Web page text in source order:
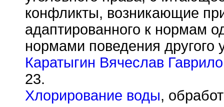
конфликты, возникающие
адаптированного к нормам
нормами поведения другого
Каратыгин Вячеслав
23.
Хлорирование воды,